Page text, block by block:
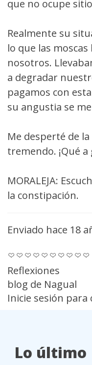
que no ocupe
Realmente su
lo que las
nosotros.
a degradar
pagamos con
su angustia se
Me desperté de
tremendo. ¡Qué
MORALEJA:
la constipación.
Enviado hace 18
Reflexiones
blog de Nagual
Inicie sesión para
Lo último